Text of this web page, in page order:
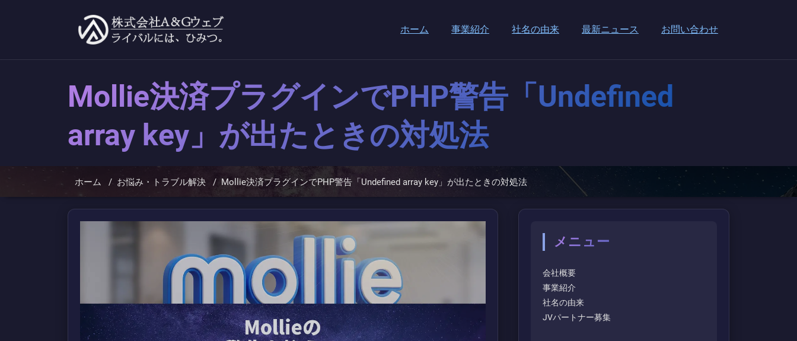
へ
ホーム 事業紹介 社名の由来 最新ニュース お問い合わせ
Mollie決済プラグインでPHP警告「Undefined
array key」が出たときの対処法
ホーム / お悩み・トラブル解決 / Mollie決済プラグインでPHP警告「Undefined array key」が出たときの対処法
メニュー
会社概要
事業紹介
社名の由来
JVパートナー募集